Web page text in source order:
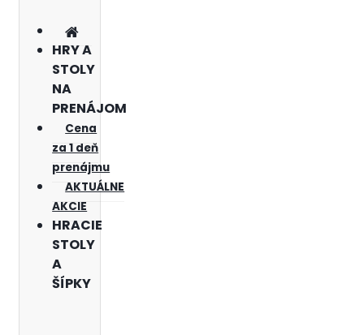
HRY A
STOLY
NA
PRENÁJOM
Cena
za 1 deň
prenájmu
AKTUÁLNE
AKCIE
HRACIE
STOLY
A
ŠÍPKY